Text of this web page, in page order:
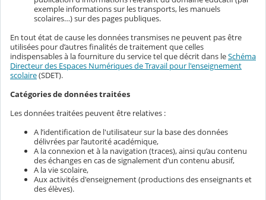
exemple informations sur les transports, les manuels
scolaires…) sur des pages publiques.
En tout état de cause les données transmises ne peuvent pas être
utilisées pour d’autres finalités de traitement que celles
indispensables à la fourniture du service tel que décrit dans leSchéma
Directeur des Espaces Numériques de Travail pour l'enseignement
scolaire(SDET).
Catégories de données traitées
Les données traitées peuvent être relatives :
A l’identification de l'utilisateur sur la base des données
délivrées par l’autorité académique,
A la connexion et à la navigation (traces), ainsi qu’au contenu
des échanges en cas de signalement d’un contenu abusif,
A la vie scolaire,
Aux activités d'enseignement (productions des enseignants et
des élèves).